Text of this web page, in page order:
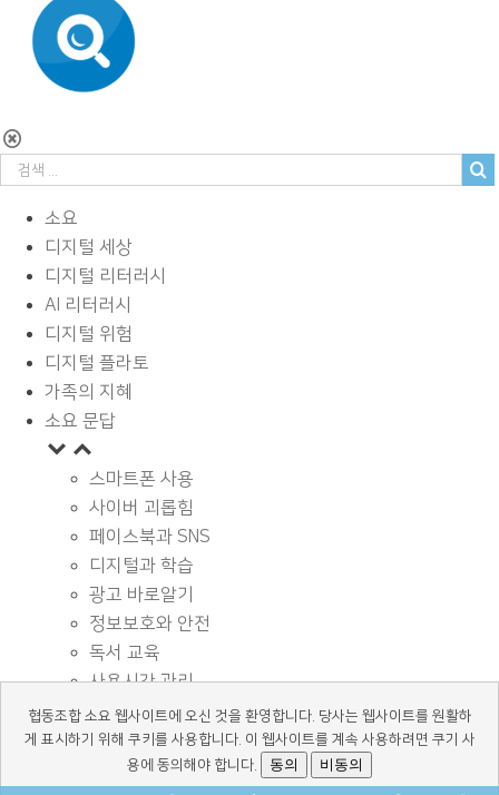
소요
디지털 세상
디지털 리터러시
AI 리터러시
디지털 위험
디지털 플라토
가족의 지혜
소요 문답
스마트폰 사용
사이버 괴롭힘
페이스북과 SNS
디지털과 학습
광고 바로알기
정보보호와 안전
독서 교육
사용시간 관리
기타
디지털 상식
협동조합 소요 웹사이트에 오신 것을 환영합니다. 당사는 웹사이트를 원활하
게 표시하기 위해 쿠키를 사용합니다. 이 웹사이트를 계속 사용하려면 쿠기 사
용에 동의해야 합니다.
동의 비동의